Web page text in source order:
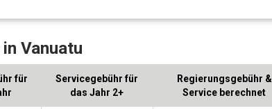
Vanuatu
für
Servicegebühr für
das Jahr 2+
Regierungsgebühr &
Service berechnet